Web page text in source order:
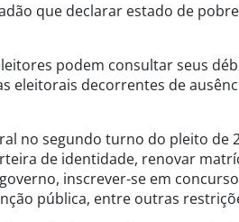
que declarar estado de
podem consultar seus
eleitorais decorrentes de
no segundo turno do pleito de
de identidade, renovar
inscrever-se em
pública, entre outras